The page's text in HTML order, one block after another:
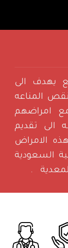
يهدف الى
المناعه
امراضهم
الى تقديم
الامراض
السعودية
.